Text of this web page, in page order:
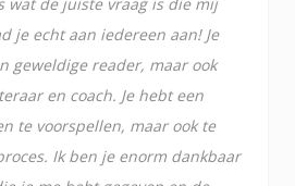
je echt aan iedereen aan! Je
geweldige reader, maar ook
en coach. Je hebt een
te voorspellen, maar ook te
Ik ben je enorm dankbaar